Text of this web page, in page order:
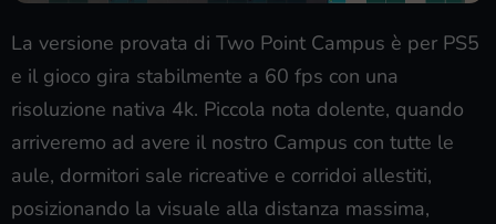
La versione provata di Two Point Campus è per PS5
e il gioco gira stabilmente a 60 fps con una
risoluzione nativa 4k. Piccola nota dolente, quando
arriveremo ad avere il nostro Campus con tutte le
aule, dormitori sale ricreative e corridoi allestiti,
posizionando la visuale alla distanza massima,